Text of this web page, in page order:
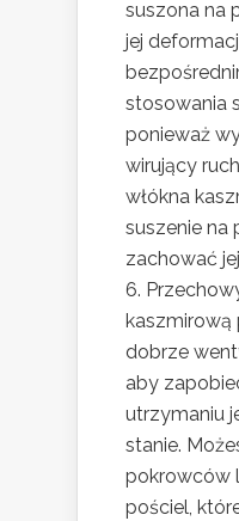
suszona na
jej
stosowania
ponieważ
wirujący
włókna
suszenie na
zachować
kaszmirową
dobrze
aby
utrzymaniu
stanie.
pokrowców
pościel,